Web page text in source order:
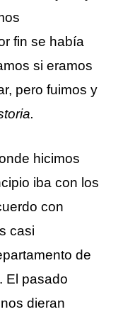
fin se había
si eramos
pero fuimos y
hicimos
iba con los
con
casi
de
El pasado
dieran